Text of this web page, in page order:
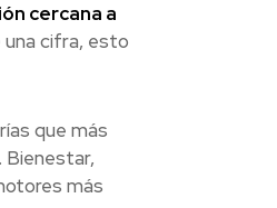
cercana a
una cifra, esto
que más
Bienestar,
más